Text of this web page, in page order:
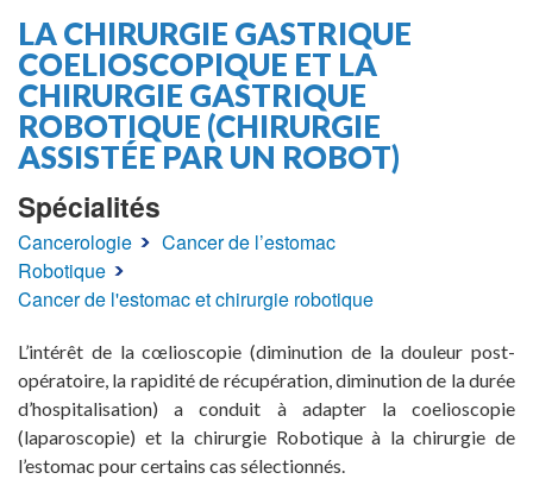
d'Ariane
LA CHIRURGIE GASTRIQUE
COELIOSCOPIQUE ET LA
CHIRURGIE GASTRIQUE
ROBOTIQUE (CHIRURGIE
ASSISTÉE PAR UN ROBOT)
Spécialités
Cancerologie
Cancer de l’estomac
Robotique
Cancer de l'estomac et chirurgie robotique
L’intérêt de la cœlioscopie (diminution de la douleur post-
opératoire, la rapidité de récupération, diminution de la durée
d’hospitalisation) a conduit à adapter la coelioscopie
(laparoscopie) et la chirurgie Robotique à la chirurgie de
l’estomac pour certains cas sélectionnés.